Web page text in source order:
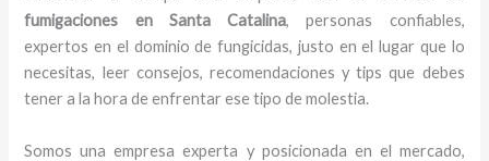
fumigaciones en Santa Catalina, personas confiables,
expertos en el dominio de fungicidas, justo en el lugar que lo
necesitas, leer consejos, recomendaciones y tips que debes
tener a la hora de enfrentar ese tipo de molestia.
Somos una empresa experta y posicionada en el mercado,